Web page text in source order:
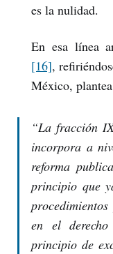
es la nulidad.
En esa línea
[16],
México,
“La fracción
incorpora a
reforma
principio que
en el
principio de